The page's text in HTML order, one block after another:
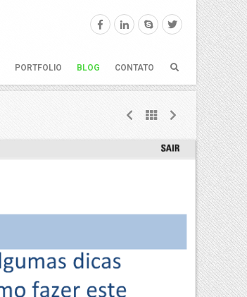
PORTFOLIO BLOG CONTATO